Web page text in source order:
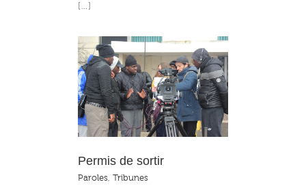
[…]
Permis de sortir
Paroles Tribunes